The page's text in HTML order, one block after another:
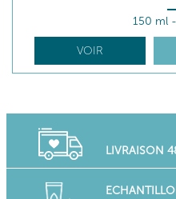
150 ml -
VOIR
LIVRAISON